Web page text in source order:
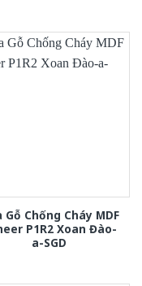
Gỗ Chống Cháy MDF
P1R2 Xoan Đào-
a-SGD